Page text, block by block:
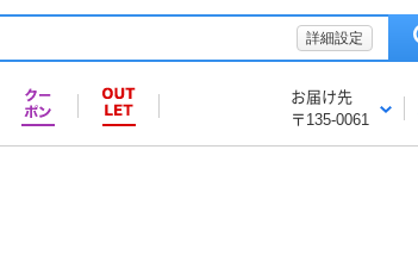
詳細設定
お届け先
〒135-0061